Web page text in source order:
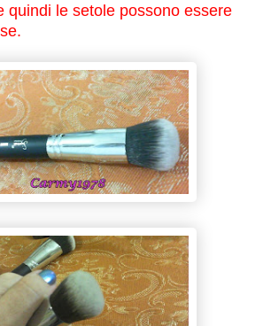
quindi le setole possono essere